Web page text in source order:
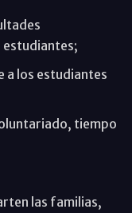
estudiantes;
a los estudiantes
tiempo
las familias,